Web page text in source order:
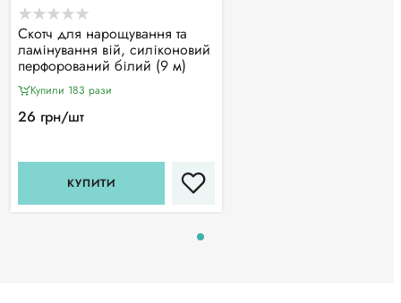
Скотч для нарощування та
ламінування вій, силіконовий
перфорований білий (9 м)
Купили 183 рази
26 грн/шт
КУПИТИ